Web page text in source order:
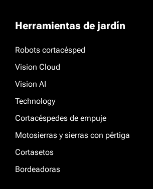
Herramientas de jardín
Robots cortacésped
Vision Cloud
Vision AI
Technology
Cortacéspedes de empuje
Motosierras y sierras con pértiga
Cortasetos
Bordeadoras